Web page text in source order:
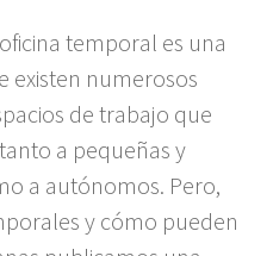
temporal es una
existen numerosos
de trabajo que
a pequeñas y
a autónomos. Pero,
y cómo pueden